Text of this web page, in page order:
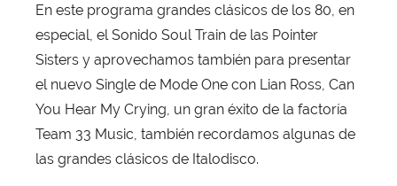
r
X
a
v
i
T
o
En este programa grandes clásicos de los 80, en
especial, el Sonido Soul Train de las Pointer
Sisters y aprovechamos también para presentar
el nuevo Single de Mode One con Lian Ross, Can
You Hear My Crying, un gran éxito de la factoría
Team 33 Music, también recordamos algunas de
las grandes clásicos de Italodisco.